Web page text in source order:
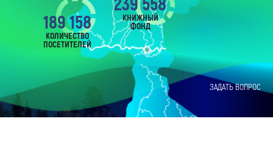
ЗАДАТЬ ВОПРОС
189 158
КОЛИЧЕСТВО
ПОСЕТИТЕЛЕЙ
239 558
КНИЖНЫЙ
ФОНД